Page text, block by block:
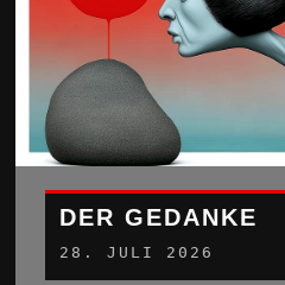
DER GEDANKE
28. JULI 2026